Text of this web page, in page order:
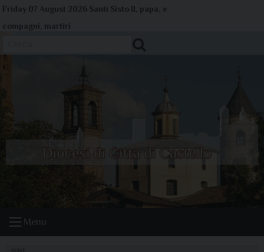
Skip
Friday 07 August 2026 Santi Sisto II, papa, e
compagni, martiri
Menu